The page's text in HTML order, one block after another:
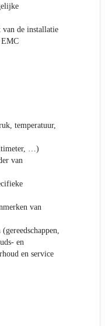
de installatie
EMC
temperatuur,
…)
van
van
en
en service